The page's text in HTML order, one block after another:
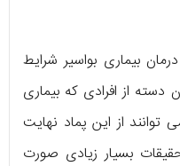
بیماری بواسیر شرایط
دسته از افرادی که بیماری
از این پماد نهایت
بسیار زیادی صورت